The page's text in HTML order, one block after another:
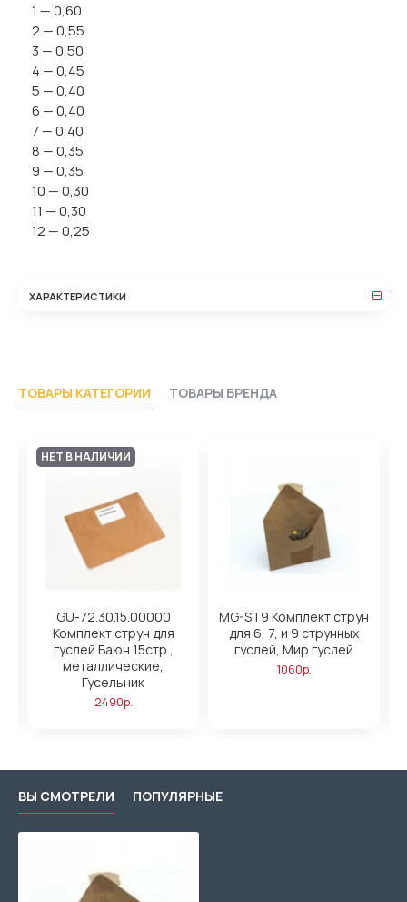
1 — 0,60
2 — 0,55
3 — 0,50
4 — 0,45
5 — 0,40
6 — 0,40
7 — 0,40
8 — 0,35
9 — 0,35
10 — 0,30
11 — 0,30
12 — 0,25
ХАРАКТЕРИСТИКИ
ТОВАРЫ КАТЕГОРИИ ТОВАРЫ БРЕНДА
НЕТ В НАЛИЧИИ
GU-72.30.15.00000
Комплект струн для
гуслей Баюн 15стр.,
металлические,
Гусельник
2490р.
MG-ST9 Комплект струн
для 6, 7, и 9 струнных
гуслей, Мир гуслей
1060р.
ВЫ СМОТРЕЛИ ПОПУЛЯРНЫЕ